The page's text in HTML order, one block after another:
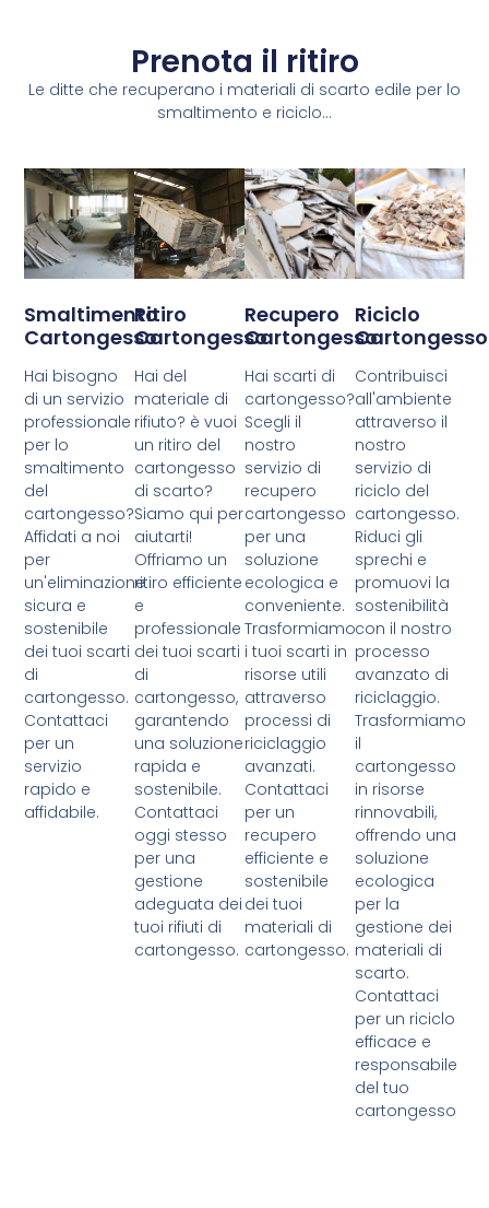
Prenota il ritiro
Le ditte che recuperano i materiali di scarto edile per lo
smaltimento e riciclo...
Smaltimento
Cartongesso
Hai bisogno
di un servizio
professionale
per lo
smaltimento
del
cartongesso?
Affidati a noi
per
un'eliminazione
sicura e
sostenibile
dei tuoi scarti
di
cartongesso.
Contattaci
per un
servizio
rapido e
affidabile.
Ritiro
Cartongesso
Hai del
materiale di
rifiuto? è vuoi
un ritiro del
cartongesso
di scarto?
Siamo qui per
aiutarti!
Offriamo un
ritiro efficiente
e
professionale
dei tuoi scarti
di
cartongesso,
garantendo
una soluzione
rapida e
sostenibile.
Contattaci
oggi stesso
per una
gestione
adeguata dei
tuoi rifiuti di
cartongesso.
Recupero
Cartongesso
Hai scarti di
cartongesso?
Scegli il
nostro
servizio di
recupero
cartongesso
per una
soluzione
ecologica e
conveniente.
Trasformiamo
i tuoi scarti in
risorse utili
attraverso
processi di
riciclaggio
avanzati.
Contattaci
per un
recupero
efficiente e
sostenibile
dei tuoi
materiali di
cartongesso.
Riciclo
Cartongesso
Contribuisci
all'ambiente
attraverso il
nostro
servizio di
riciclo del
cartongesso.
Riduci gli
sprechi e
promuovi la
sostenibilità
con il nostro
processo
avanzato di
riciclaggio.
Trasformiamo
il
cartongesso
in risorse
rinnovabili,
offrendo una
soluzione
ecologica
per la
gestione dei
materiali di
scarto.
Contattaci
per un riciclo
efficace e
responsabile
del tuo
cartongesso